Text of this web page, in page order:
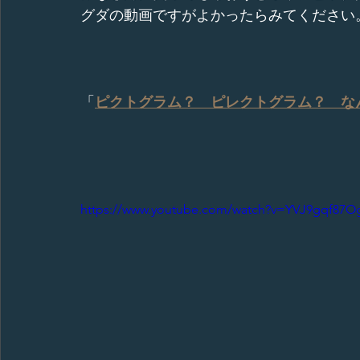
グダの動画ですがよかったらみてください。
「 ピクトグラム？　ピレクトグラム？　
https://www.youtube.com/